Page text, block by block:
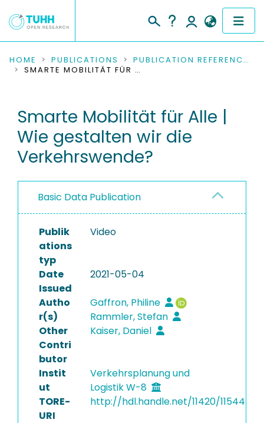
COMMUNITIES & COLLECTIONS
RESEARCH DATA
PEOPLE
PROJECTS
HOME PUBLICATIONS
PUBLICATION REFERENCES
SMARTE MOBILITÄT FÜR ALLE | WIE GESTALTEN WIR DIE VERKEHRSWENDE?
Smarte Mobilität für Alle |
Wie gestalten wir die
Verkehrswende?
Basic Data Publication
Publik
ations
typ
Video
Date
Issued
2021-05-04
Autho
r(s)
Gaffron, Philine
Rammler, Stefan
Other
Contri
butor
Kaiser, Daniel
Instit
ut
Verkehrsplanung und
Logistik W-8
TORE-
URI
http://hdl.handle.net/11420/11544